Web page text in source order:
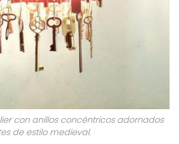
con anillos concéntricos adornados
de estilo medieval.